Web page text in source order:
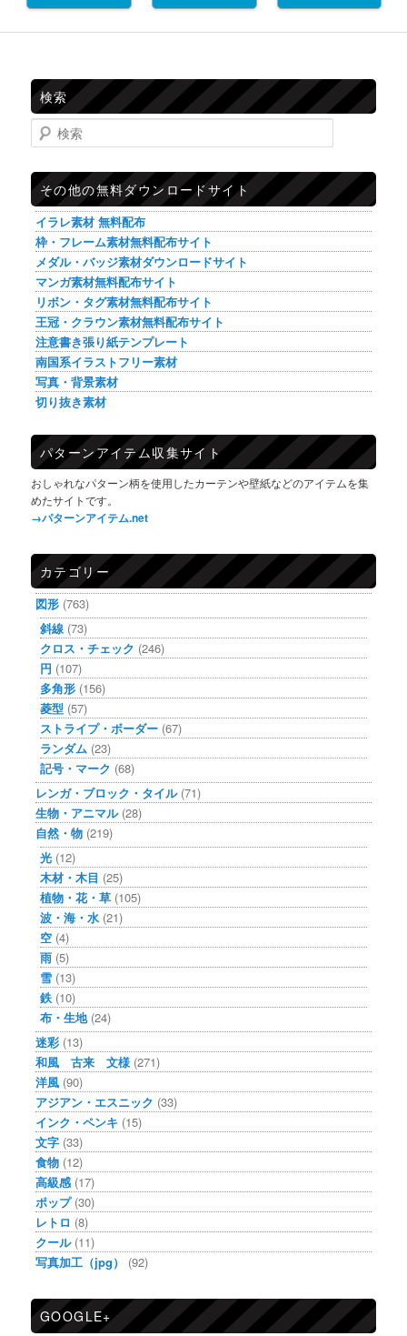
検索
検索
その他の無料ダウンロードサイト
イラレ素材 無料配布
枠・フレーム素材無料配布サイト
メダル・バッジ素材ダウンロードサイト
マンガ素材無料配布サイト
リボン・タグ素材無料配布サイト
王冠・クラウン素材無料配布サイト
注意書き張り紙テンプレート
南国系イラストフリー素材
写真・背景素材
切り抜き素材
パターンアイテム収集サイト
おしゃれなパターン柄を使用したカーテンや壁紙などのアイテムを集
めたサイトです。
→パターンアイテム.net
カテゴリー
図形 (763)
斜線 (73)
クロス・チェック (246)
円 (107)
多角形 (156)
菱型 (57)
ストライプ・ボーダー (67)
ランダム (23)
記号・マーク (68)
レンガ・ブロック・タイル(71)
生物・アニマル(28)
自然・物 (219)
光 (12)
木材・木目 (25)
植物・花・草 (105)
波・海・水 (21)
空 (4)
雨 (5)
雪 (13)
鉄 (10)
布・生地(24)
迷彩 (13)
和風 古来 文様 (271)
洋風 (90)
アジアン・エスニック (33)
インク・ペンキ (15)
文字 (33)
食物 (12)
高級感 (17)
ポップ(30)
レトロ (8)
クール(11)
写真加工（jpg）
(92)
GOOGLE+